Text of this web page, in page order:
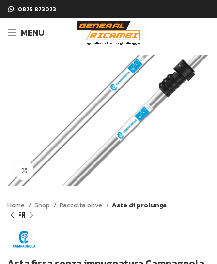
0825 873023
MENU
Click to enlarge
Home Shop Raccolta olive Aste di prolunga